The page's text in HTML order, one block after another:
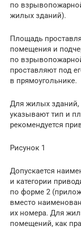
по
жилых зданий).
Площадь
помещения и
по
проставляют под
в прямоугольнике.
Для жилых зданий,
указывают тип и
рекомендуется
Рисунок 1
Допускается
и категории
по форме 2
вместо
их номера. Для
помещений, как